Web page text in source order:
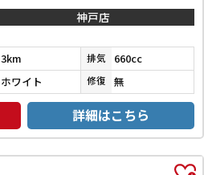
神戸店
3km 排気 660cc
ホワイト 修復 無
詳細はこちら